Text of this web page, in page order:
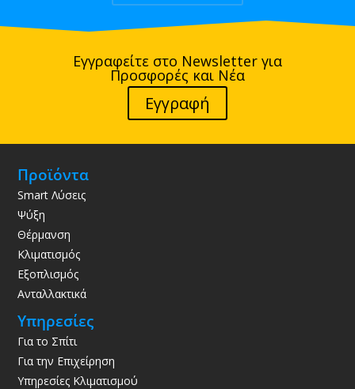
Εγγραφείτε στο Newsletter για
Προσφορές και Νέα
Εγγραφή
Προϊόντα
Smart Λύσεις
Ψύξη
Θέρμανση
Κλιματισμός
Εξοπλισμός
Ανταλλακτικά
Υπηρεσίες
Για το Σπίτι
Για την Επιχείρηση
Υπηρεσίες Κλιματισμού